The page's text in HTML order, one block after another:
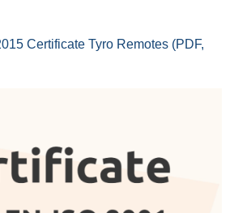
Certificate Tyro Remotes (PDF,